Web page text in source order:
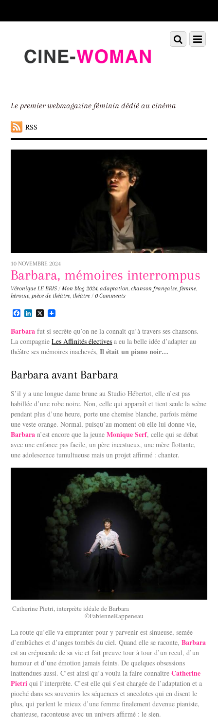
down
Le premier webmagazine féminin dédié au cinéma
RSS
Menu
Scroll
down
10 NOVEMBRE 2024
Barbara, mémoires interrompus
Véronique LE BRIS / Mon blog 2024,adaptation,chanson française, femme,
héroïne, pièce de théâtre, théâtre / 0 Comments
F
c
e
b
o
L
n
k
e
d
X
Barbara fut si secrète qu’on ne la connaît qu’à travers ses chansons.
La compagnieLes Affinités électives a eu la belle idée d’adapter au
théâtre ses mémoires inachevés,Il était un piano noir…
Barbara avant Barbara
S’il y a une longue dame brune au Studio Hébertot, elle n’est pas
habillée d’une robe noire. Non, celle qui apparaît et tient seule la scène
pendant plus d’une heure, porte une chemise blanche, parfois même
une veste orange. Normal, puisqu’au moment où elle lui donne vie,
Barbara n’est encore que la jeuneMonique Serf, celle qui se débat
avec une enfance pas facile, un père incestueux, une mère flottante,
une adolescence tumultueuse mais un projet affirmé : chanter.
Catherine Pietri, interprète idéale de Barbara
©FabienneRappeneau
La route qu’elle va emprunter pour y parvenir est sinueuse, semée
d’embûches et d’anges tombés du ciel. Quand elle se raconte,Barbara
est au crépuscule de sa vie et fait preuve tour à tour d’un recul, d’un
humour et d’une émotion jamais feints. De quelques obsessions
inattendues aussi. C’est ainsi qu’a voulu la faire connaîtreCatherine
Pietri qui l’interprète. C’est elle qui s’est chargée de l’adaptation et a
pioché dans ses souvenirs les séquences et anecdotes qui en disent le
plus, qui parlent le mieux d’une femme finalement devenue pianiste,
chanteuse, raconteuse avec un univers affirmé : le sien.